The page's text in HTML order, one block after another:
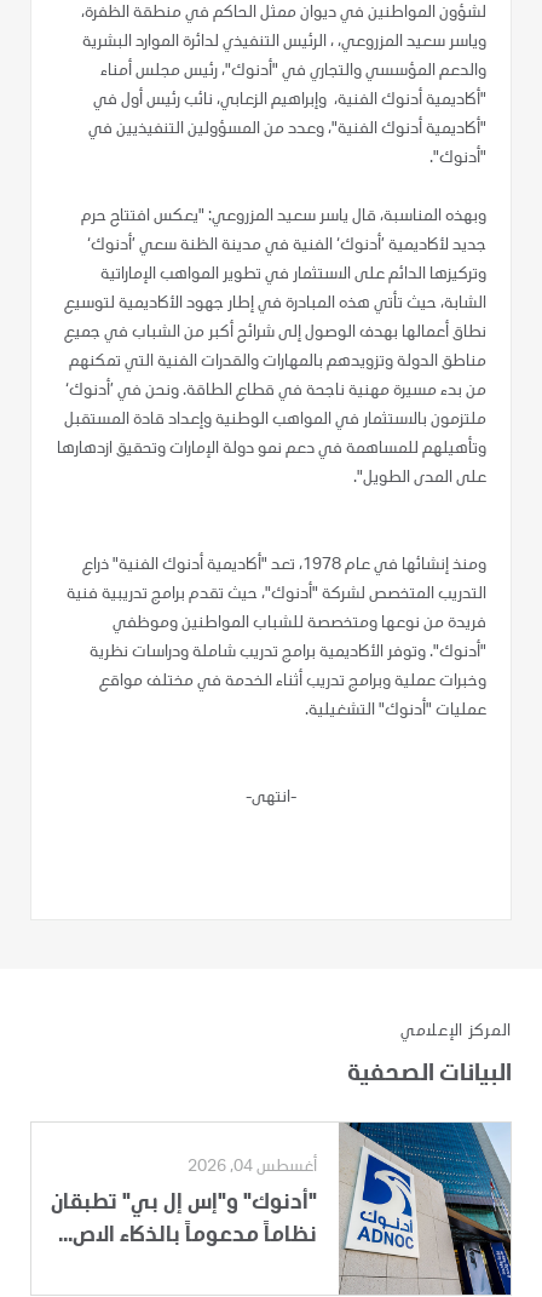
لشؤون المواطنين في ديوان ممثل الحاكم في منطقة الظفرة،
وياسر سعيد المزروعي، ، الرئيس التنفيذي لدائرة الموارد البشرية
والدعم المؤسسي والتجاري في "أدنوك"، رئيس مجلس أمناء
"أكاديمية أدنوك الفنية، وإبراهيم الزعابي، نائب رئيس أول في
"أكاديمية أدنوك الفنية"، وعدد من المسؤولين التنفيذيين في
"أدنوك".
وبهذه المناسبة، قال ياسر سعيد المزروعي: "يعكس افتتاح حرم
جديد لأكاديمية ’أدنوك‘ الفنية في مدينة الظنة سعي ’أدنوك‘
وتركيزها الدائم على الاستثمار في تطوير المواهب الإماراتية
الشابة، حيث تأتي هذه المبادرة في إطار جهود الأكاديمية لتوسيع
نطاق أعمالها بهدف الوصول إلى شرائح أكبر من الشباب في جميع
مناطق الدولة وتزويدهم بالمهارات والقدرات الفنية التي تمكنهم
من بدء مسيرة مهنية ناجحة في قطاع الطاقة. ونحن في ’أدنوك‘
ملتزمون بالاستثمار في المواهب الوطنية وإعداد قادة المستقبل
وتأهيلهم للمساهمة في دعم نمو دولة الإمارات وتحقيق ازدهارها
على المدى الطويل".
ومنذ إنشائها في عام 1978، تعد "أكاديمية أدنوك الفنية" ذراع
التدريب المتخصص لشركة "أدنوك"، حيث تقدم برامج تدريبية فنية
فريدة من نوعها ومتخصصة للشباب المواطنين وموظفي
"أدنوك". وتوفر الأكاديمية برامج تدريب شاملة ودراسات نظرية
وخبرات عملية وبرامج تدريب أثناء الخدمة في مختلف مواقع
عمليات "أدنوك" التشغيلية.
-انتهى-
المركز الإعلامي
البيانات الصحفية
أغسطس 04, 2026
"أدنوك" و"إس إل بي" تطبقان
نظاماً مدعوماً بالذكاء الاص...